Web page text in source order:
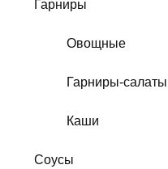
Гарниры
Овощные
Гарниры-салаты
Каши
Соусы